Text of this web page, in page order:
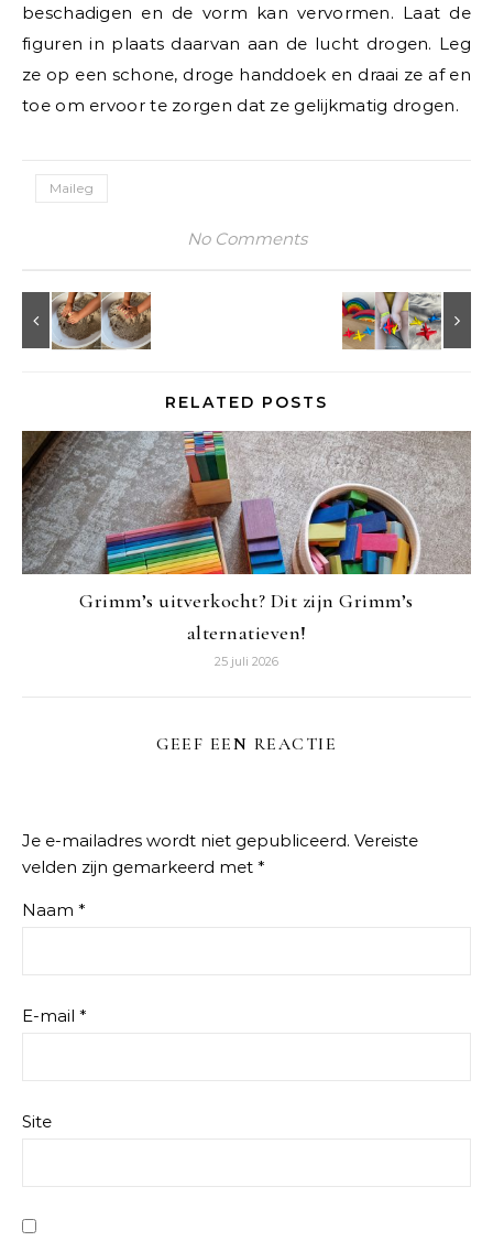
beschadigen en de vorm kan vervormen. Laat de
figuren in plaats daarvan aan de lucht drogen. Leg
ze op een schone, droge handdoek en draai ze af en
toe om ervoor te zorgen dat ze gelijkmatig drogen.
Maileg
No Comments
RELATED POSTS
Grimm’s uitverkocht? Dit zijn Grimm’s
alternatieven!
25 juli 2026
GEEF EEN REACTIE
Je e-mailadres wordt niet gepubliceerd. Vereiste
velden zijn gemarkeerd met *
Naam *
E-mail *
Site